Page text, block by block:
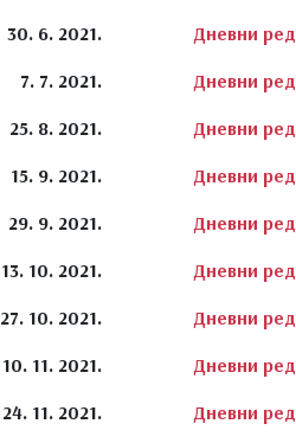
30. 6. 2021.
Дневни ред
7. 7. 2021.
Дневни ред
25. 8. 2021.
Дневни ред
15. 9. 2021.
Дневни ред
29. 9. 2021.
Дневни ред
13. 10. 2021.
Дневни ред
27. 10. 2021.
Дневни ред
10. 11. 2021.
Дневни ред
24. 11. 2021.
Дневни ред